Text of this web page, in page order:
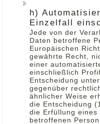
h)
Einzelfall
Jede von der
Daten betroffene
Europäischen
gewährte Recht,
einer
einschließlich
Entscheidung
gegenüber
ähnlicher Weise
die Entscheidung
die Erfüllung eines
betroffenen